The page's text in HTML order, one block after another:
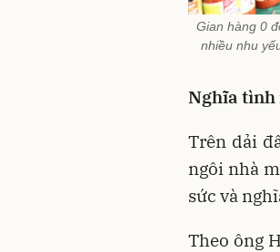
Gian hàng 0
nhiều nhu
Nghĩa tình
Trên dải
ngôi nhà
sức và
Theo ông